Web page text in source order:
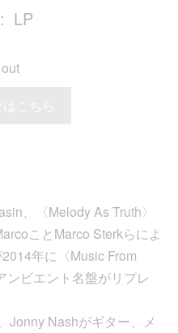
LP
はこちら
、〈Melody As Truth〉
ことMarco Sterkらによ
年に〈Music From
ンビエント名盤がリプレ
Jonny Nashがギター、メ